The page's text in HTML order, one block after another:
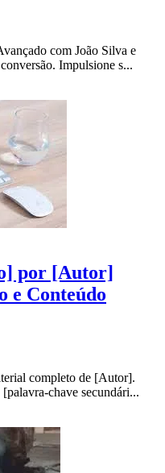
com João Silva e
Impulsione s...
por [Autor]
e Conteúdo
completo de [Autor].
chave secundári...